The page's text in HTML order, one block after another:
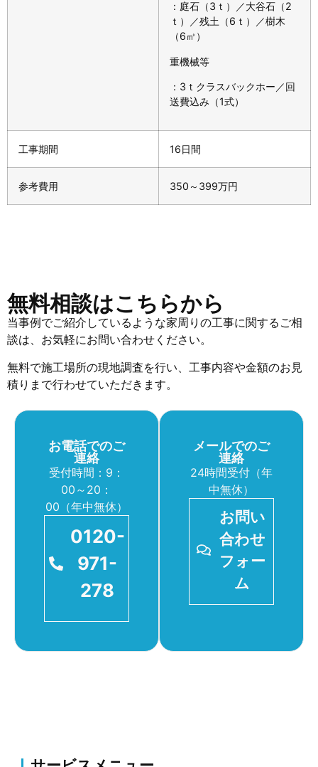
：庭石（3ｔ）／大谷石（2
ｔ）／残土（6ｔ）／樹木
（6㎥）
重機械等
：3ｔクラスバックホー／回
送費込み（1式）
工事期間 16日間
参考費用 350～399万円
無料相談はこちらから
当事例でご紹介しているような家周りの工事に関するご相
談は、お気軽にお問い合わせください。
無料で施工場所の現地調査を行い、工事内容や金額のお見
積りまで行わせていただきます。
お電話でのご
連絡
受付時間：9：
00～20：
00（年中無休）
0120-
971-
278
メールでのご
連絡
24時間受付（年
中無休）
お問い
合わせ
フォー
ム